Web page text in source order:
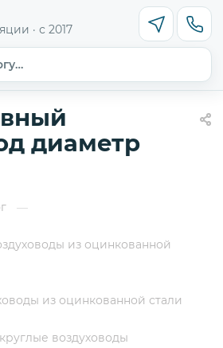
· с 2017
диаметр
—
из оцинкованной
из оцинкованной стали
воздуховоды